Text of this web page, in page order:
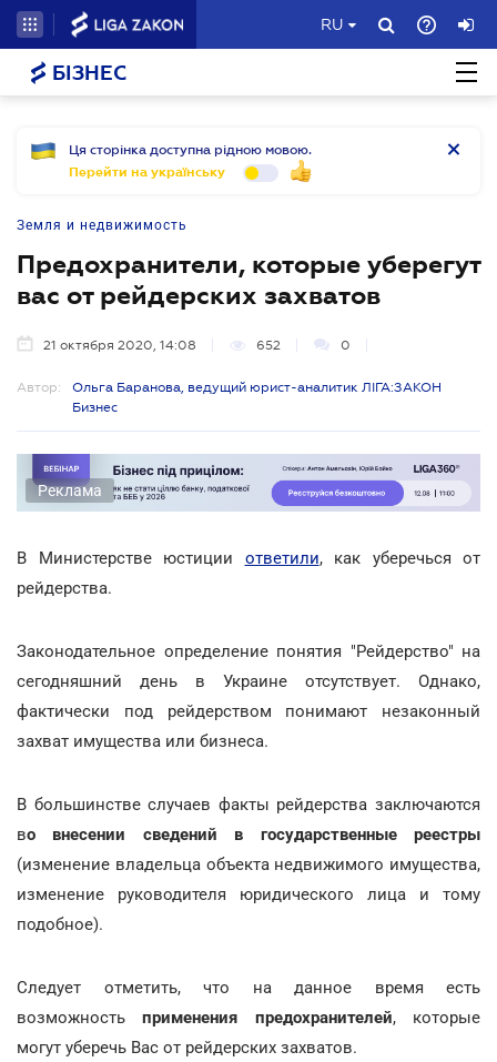
RU
БІЗНЕС
Ця сторінка доступна рідною мовою.
Перейти на українську
Земля и недвижимость
Предохранители, которые уберегут
вас от рейдерских захватов
21 октября 2020, 14:08 652 0
Автор:
Ольга Баранова, ведущий юрист-аналитик ЛІГА:ЗАКОН
Бизнес
Реклама
В Министерстве юстиции ответили, как уберечься от
рейдерства.
Законодательное определение понятия "Рейдерство" на
сегодняшний день в Украине отсутствует. Однако,
фактически под рейдерством понимают незаконный
захват имущества или бизнеса.
В большинстве случаев факты рейдерства заключаются
во внесении сведений в государственные реестры
(изменение владельца объекта недвижимого имущества,
изменение руководителя юридического лица и тому
подобное).
Следует отметить, что на данное время есть
возможностьприменения предохранителей, которые
могут уберечь Вас от рейдерских захватов.